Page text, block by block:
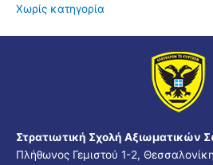
Χωρίς κατηγορία
Στρατιωτική Σχολή Αξιωματικών
Πλήθωνος Γεμιστού 1-2, Θεσσαλονίκη